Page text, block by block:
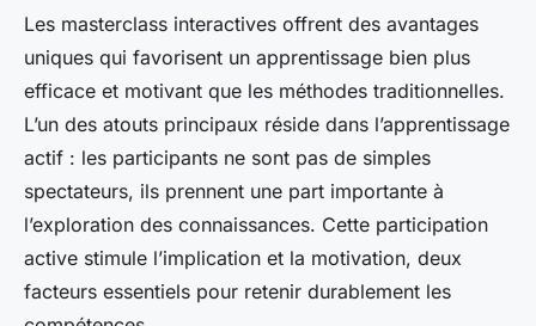
Les masterclass interactives offrent des avantages
uniques qui favorisent un apprentissage bien plus
efficace et motivant que les méthodes traditionnelles.
L’un des atouts principaux réside dans l’apprentissage
actif : les participants ne sont pas de simples
spectateurs, ils prennent une part importante à
l’exploration des connaissances. Cette participation
active stimule l’implication et la motivation, deux
facteurs essentiels pour retenir durablement les